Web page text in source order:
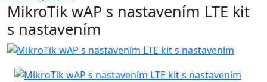
MikroTik wAP s nastavením LTE kit
s nastavením